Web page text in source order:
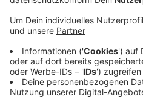
Anzeige
Auf den Friedhöfen in
erlaubt werden. Heute